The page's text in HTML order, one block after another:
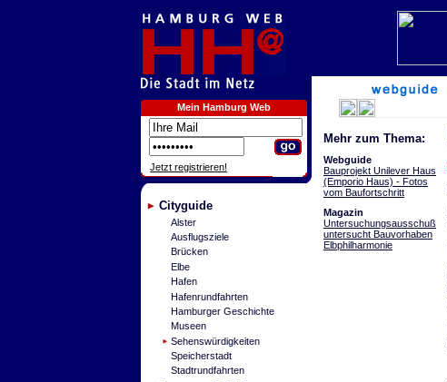
Mein Hamburg Web
Jetzt registrieren!
Cityguide
Alster
Ausflugsziele
Brücken
Elbe
Hafen
Hafenrundfahrten
Hamburger Geschichte
Museen
Sehenswürdigkeiten
Speicherstadt
Stadtrundfahrten
Mehr zum Thema:
Webguide
Bauprojekt Unilever Haus
(Emporio Haus) - Fotos
vom Baufortschritt
Magazin
Untersuchungsausschuß
untersucht Bauvorhaben
Elbphilharmonie